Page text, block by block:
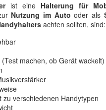
ist eine Halterung für
Nutzung im Auto oder als
achten sollten, sind:
machen, ob Gerät wackelt)
zu verschiedenen Handytypen